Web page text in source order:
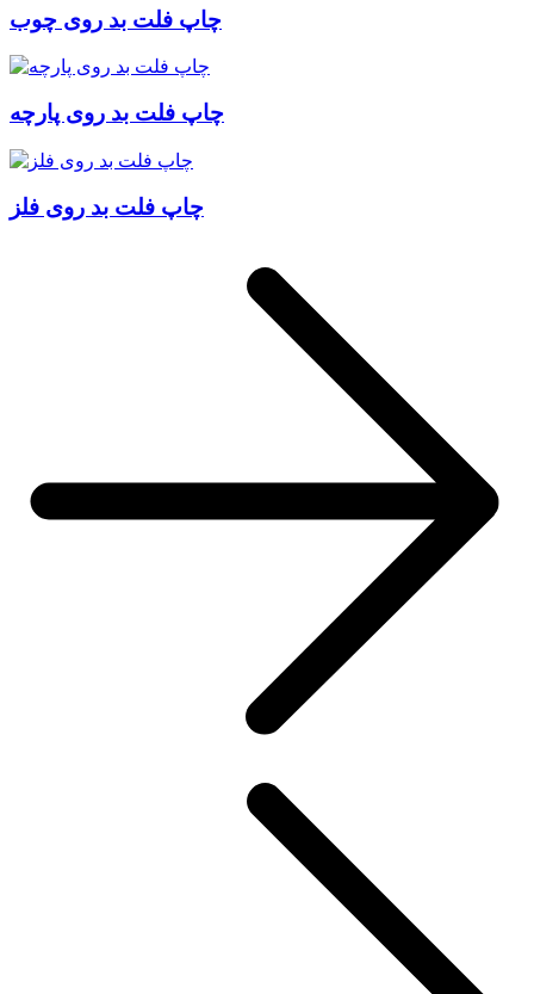
چاپ فلت بد روی چوب
چاپ فلت بد روی پارچه
چاپ فلت بد روی فلز